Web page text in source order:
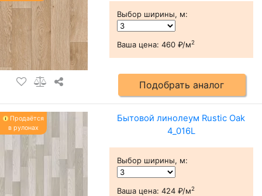
Выбор ширины, м:
Ваша цена: 460 ₽/м2
Подобрать аналог
Продаётся
в рулонах
Бытовой линолеум Rustic Oak
4_016L
Выбор ширины, м:
Ваша цена: 424 ₽/м2